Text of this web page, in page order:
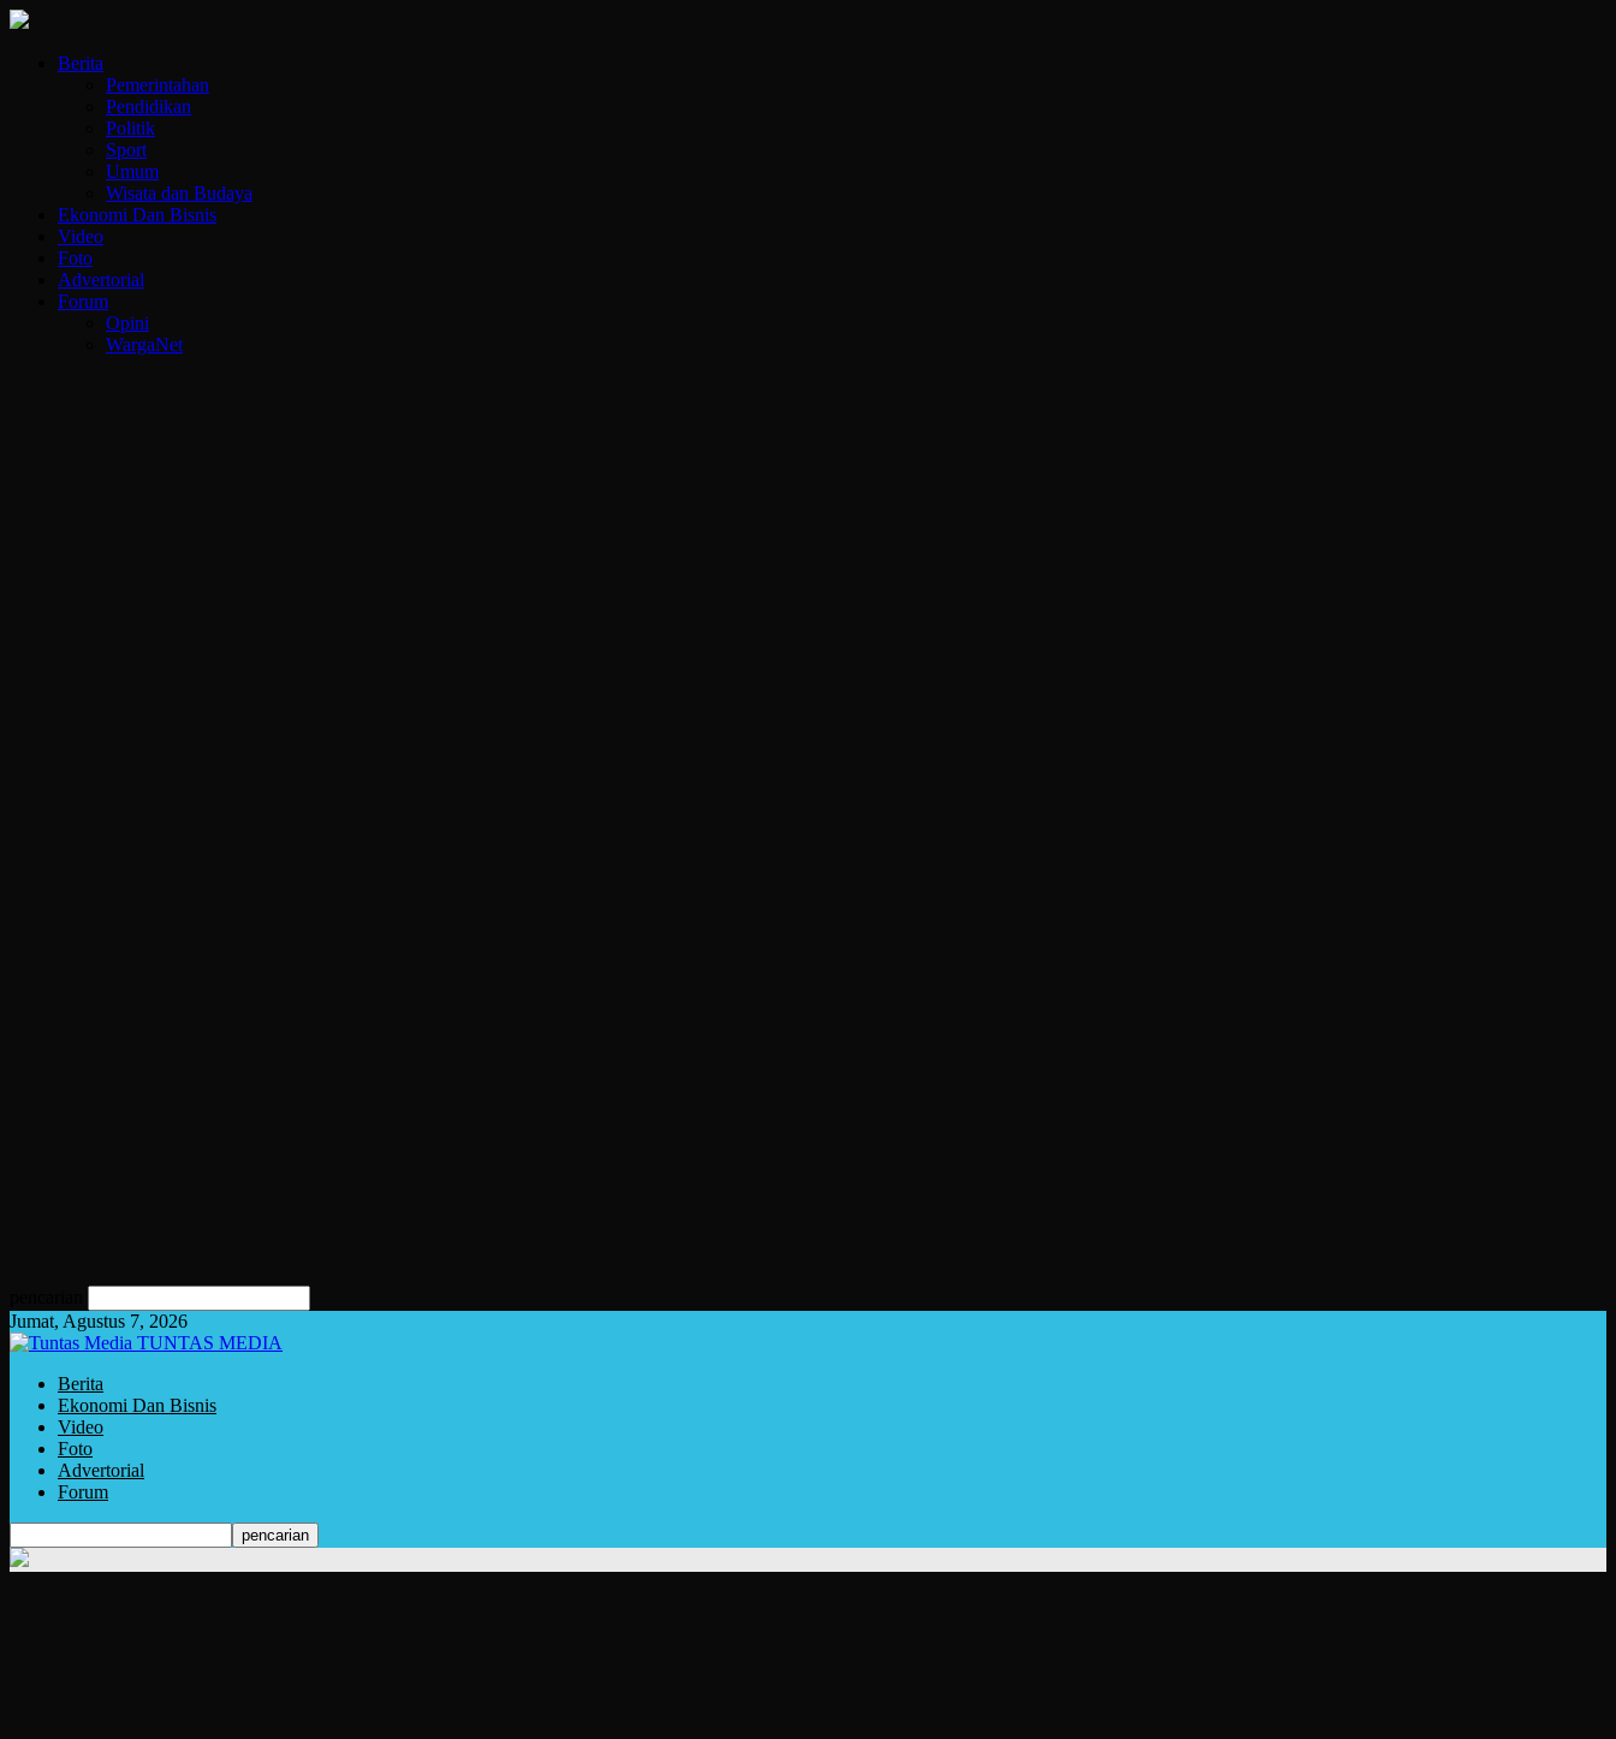
Berita
Pemerintahan
Pendidikan
Politik
Sport
Umum
Wisata dan Budaya
Ekonomi Dan Bisnis
Video
Foto
Advertorial
Forum
Opini
WargaNet
Jumat, Agustus 7, 2026
TUNTAS MEDIA
Berita
Ekonomi Dan Bisnis
Video
Foto
Advertorial
Forum